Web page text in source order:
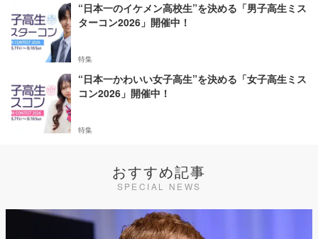
“日本一のイケメン高校生”を決める「男子高生ミス
ターコン2026」開催中！
特集
“日本一かわいい女子高生”を決める「女子高生ミス
コン2026」開催中！
特集
おすすめ記事
SPECIAL NEWS